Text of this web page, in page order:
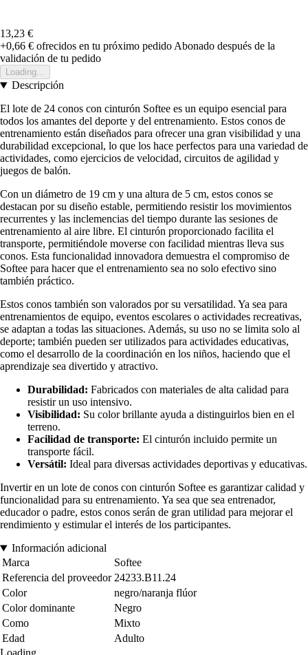
13,23 €
+0,66 € ofrecidos en tu próximo pedidoAbonado después de la
validación de tu pedido
Loading...
Descripción
El lote de 24 conos con cinturón Softee es un equipo esencial para
todos los amantes del deporte y del entrenamiento. Estos conos de
entrenamiento están diseñados para ofrecer una gran visibilidad y una
durabilidad excepcional, lo que los hace perfectos para una variedad de
actividades, como ejercicios de velocidad, circuitos de agilidad y
juegos de balón.
Con un diámetro de 19 cm y una altura de 5 cm, estos conos se
destacan por su diseño estable, permitiendo resistir los movimientos
recurrentes y las inclemencias del tiempo durante las sesiones de
entrenamiento al aire libre. El cinturón proporcionado facilita el
transporte, permitiéndole moverse con facilidad mientras lleva sus
conos. Esta funcionalidad innovadora demuestra el compromiso de
Softee para hacer que el entrenamiento sea no solo efectivo sino
también práctico.
Estos conos también son valorados por su versatilidad. Ya sea para
entrenamientos de equipo, eventos escolares o actividades recreativas,
se adaptan a todas las situaciones. Además, su uso no se limita solo al
deporte; también pueden ser utilizados para actividades educativas,
como el desarrollo de la coordinación en los niños, haciendo que el
aprendizaje sea divertido y atractivo.
Durabilidad: Fabricados con materiales de alta calidad para
resistir un uso intensivo.
Visibilidad: Su color brillante ayuda a distinguirlos bien en el
terreno.
Facilidad de transporte: El cinturón incluido permite un
transporte fácil.
Versátil: Ideal para diversas actividades deportivas y educativas.
Invertir en un lote de conos con cinturón Softee es garantizar calidad y
funcionalidad para su entrenamiento. Ya sea que sea entrenador,
educador o padre, estos conos serán de gran utilidad para mejorar el
rendimiento y estimular el interés de los participantes.
Información adicional
Marca
Softee
Referencia del proveedor 24233.B11.24
Color
negro/naranja flúor
Color dominante
Negro
Como
Mixto
Edad
Adulto